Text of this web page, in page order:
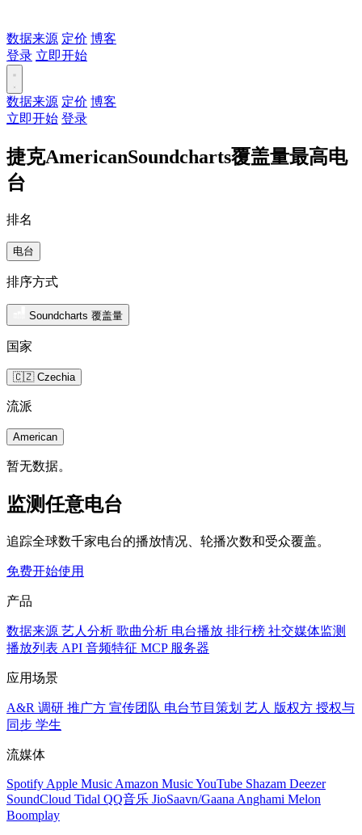
数据来源 定价 博客
登录 立即开始
数据来源 定价 博客
立即开始 登录
捷克AmericanSoundcharts覆盖量最高电
台
排名
电台
排序方式
Soundcharts 覆盖量
国家
🇨🇿 Czechia
流派
American
暂无数据。
监测任意电台
追踪全球数千家电台的播放情况、轮播次数和受众覆盖。
免费开始使用
产品
数据来源 艺人分析 歌曲分析 电台播放 排行榜 社交媒体监测
播放列表 API 音频特征 MCP 服务器
应用场景
A&R 调研 推广方 宣传团队 电台节目策划 艺人 版权方 授权与
同步 学生
流媒体
Spotify Apple Music Amazon MusicYouTube Shazam Deezer
SoundCloud Tidal QQ音乐 JioSaavn/Gaana Anghami Melon
Boomplay